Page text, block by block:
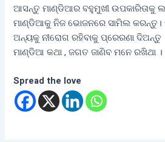
ଆସନ୍ତୁ ମାଣ୍ଡିଆର ବହୁମୁଖୀ ଉପକାରିତାକୁ
ମାଣ୍ଡିଆକୁ ନିଜ ଭୋଜନରେ ସାମିଲ କରନ୍ତୁ।
ଅନ୍ୟକୁ ନୀରୋଗ ରହିବାକୁ ପ୍ରେରଣା
ମାଣ୍ଡିଆ କଥା , ଜଗତ ଜାଣିବ ମନେ ରଖିଥା ।
Spread the love